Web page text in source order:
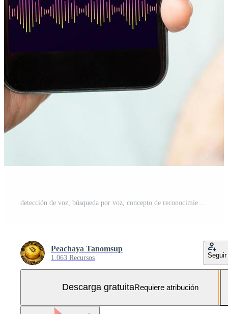
Peachaya Tanomsup
1.063 Recursos Seguir
Descarga gratuitaRequiere atribución